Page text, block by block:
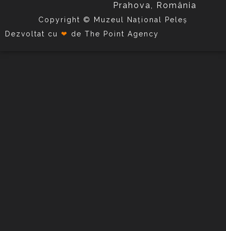
Prahova, România
Copyright © Muzeul Național Peleș
Dezvoltat cu ❤ de The Point Agency